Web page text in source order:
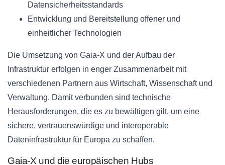
Datensicherheitsstandards
Entwicklung und Bereitstellung offener und
einheitlicher Technologien
Die Umsetzung von Gaia-X und der Aufbau der
Infrastruktur erfolgen in enger Zusammenarbeit mit
verschiedenen Partnern aus Wirtschaft, Wissenschaft und
Verwaltung. Damit verbunden sind technische
Herausforderungen, die es zu bewältigen gilt, um eine
sichere, vertrauenswürdige und interoperable
Dateninfrastruktur für Europa zu schaffen.
Gaia-X und die europäischen Hubs